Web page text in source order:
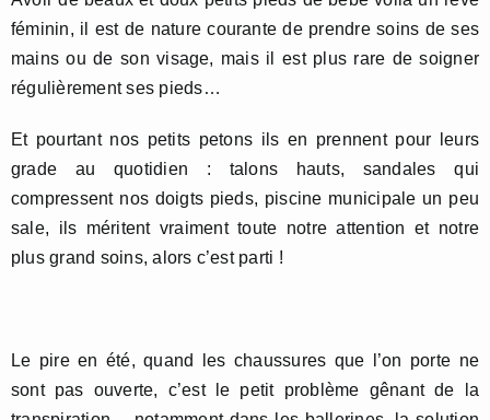
féminin, il est de nature courante de prendre soins de ses
mains ou de son visage, mais il est plus rare de soigner
régulièrement ses pieds…
Et pourtant nos petits petons ils en prennent pour leurs
grade au quotidien : talons hauts, sandales qui
compressent nos doigts pieds, piscine municipale un peu
sale, ils méritent vraiment toute notre attention et notre
plus grand soins, alors c’est parti !
Le pire en été, quand les chaussures que l’on porte ne
sont pas ouverte, c’est le petit problème gênant de la